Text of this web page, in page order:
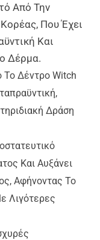
Από Την
Που Έχει
Και
Δέρμα.
Δέντρο Witch
Δράση
Και Αυξάνει
Αφήνοντας Το
Λιγότερες